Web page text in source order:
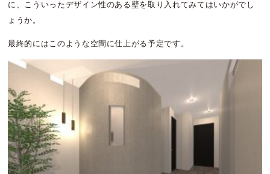
に、こういったデザイン性のある壁を取り入れてみてはいかがでし
ょうか。
最終的にはこのような空間に仕上がる予定です。